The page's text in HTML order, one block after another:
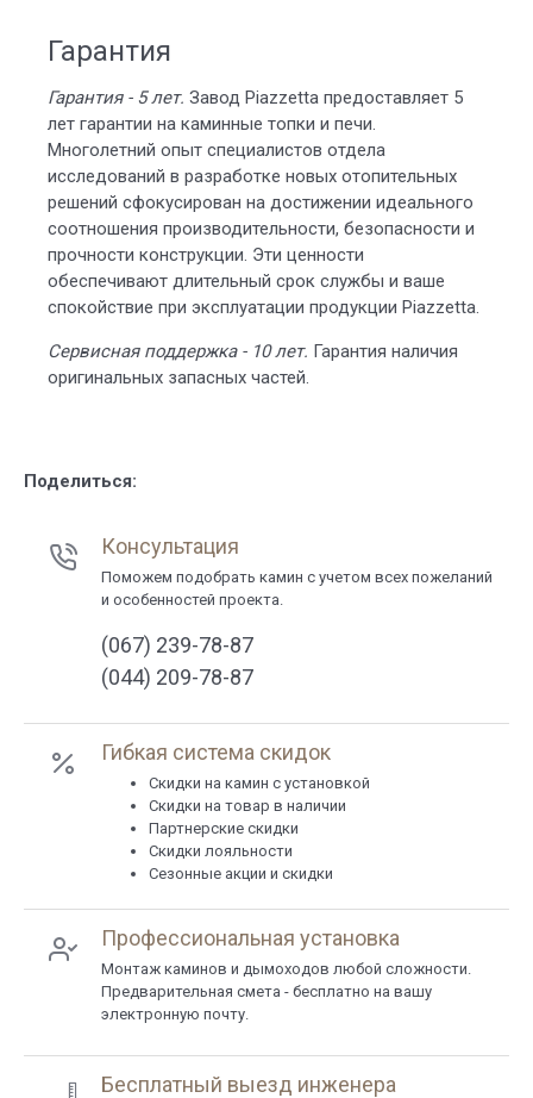
Гарантия
Гарантия - 5 лет. Завод Piazzetta предоставляет 5
лет гарантии на каминные топки и печи.
Многолетний опыт специалистов отдела
исследований в разработке новых отопительных
решений сфокусирован на достижении идеального
соотношения производительности, безопасности и
прочности конструкции. Эти ценности
обеспечивают длительный срок службы и ваше
спокойствие при эксплуатации продукции Piazzetta.
Сервисная поддержка - 10 лет. Гарантия наличия
оригинальных запасных частей.
Поделиться:
Консультация
Поможем подобрать камин с учетом всех пожеланий
и особенностей проекта.
(067) 239-78-87
(044) 209-78-87
Гибкая система скидок
Cкидки на камин с установкой
Скидки на товар в наличии
Партнерские скидки
Скидки лояльности
Сезонные акции и скидки
Профессиональная установка
Монтаж каминов и дымоходов любой сложности.
Предварительная смета - бесплатно на вашу
электронную почту.
Бесплатный выезд инженера